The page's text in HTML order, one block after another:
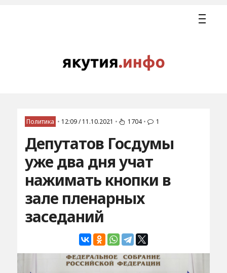
Политика • 12:09 / 11.10.2021 • 1704 • 1
Депутатов Госдумы
уже два дня учат
нажимать кнопки в
зале пленарных
заседаний